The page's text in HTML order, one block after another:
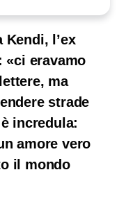
Kendi, l’ex
«ci eravamo
ma
strade
incredula:
amore vero
il mondo